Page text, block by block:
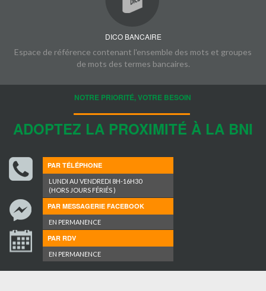
DICO BANCAIRE
Espace de référence contenant l'ensemble des mots et groupes
de mots des termes bancaires.
NOTRE PRIORITÉ, VOTRE BESOIN
ADOPTEZ LA PROXIMITÉ À LA BNI
PAR TÉLÉPHONE
LUNDI AU VENDREDI 8H-16H30
(HORS JOURS FÉRIÉS )
PAR MESSAGERIE FACEBOOK
EN PERMANENCE
PAR RDV
EN PERMANENCE